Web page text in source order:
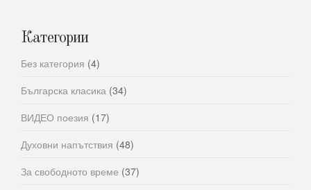
Категории
Без категория (4)
Българска класика (34)
ВИДЕО поезия (17)
Духовни напътствия (48)
За свободното време (37)